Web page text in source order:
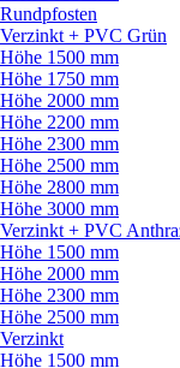
Rundpfosten
Verzinkt + PVC Grün
Höhe 1500 mm
Höhe 1750 mm
Höhe 2000 mm
Höhe 2200 mm
Höhe 2300 mm
Höhe 2500 mm
Höhe 2800 mm
Höhe 3000 mm
Verzinkt + PVC
Höhe 1500 mm
Höhe 2000 mm
Höhe 2300 mm
Höhe 2500 mm
Verzinkt
Höhe 1500 mm